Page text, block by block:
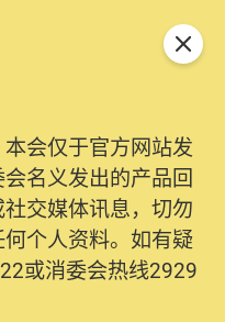
会仅于官方网站发
名义发出的产品回
交媒体讯息，切勿
个人资料。如有疑
或消委会热线2929
，本会的投诉处理
能。由2025年11月
联络资料（包括姓
才可提交投诉、查
晰整合于帐户中，
关闭